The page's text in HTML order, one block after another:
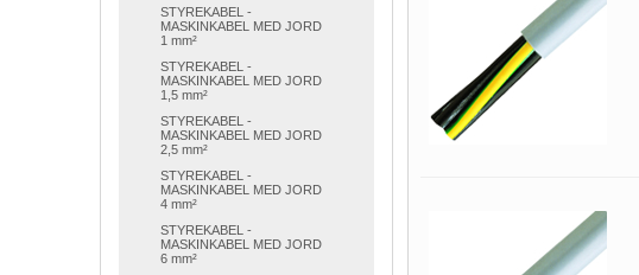
STYREKABEL -
MASKINKABEL MED JORD
1 mm²
STYREKABEL -
MASKINKABEL MED JORD
1,5 mm²
STYREKABEL -
MASKINKABEL MED JORD
2,5 mm²
STYREKABEL -
MASKINKABEL MED JORD
4 mm²
STYREKABEL -
MASKINKABEL MED JORD
6 mm²